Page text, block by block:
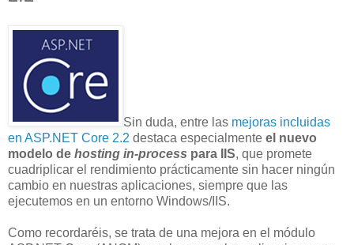
Sin duda, entre las mejoras incluidas
en ASP.NET Core 2.2 destaca especialmente el nuevo
modelo de hosting in-process para IIS, que promete
cuadriplicar el rendimiento prácticamente sin hacer ningún
cambio en nuestras aplicaciones, siempre que las
ejecutemos en un entorno Windows/IIS.
Como recordaréis, se trata de una mejora en el módulo